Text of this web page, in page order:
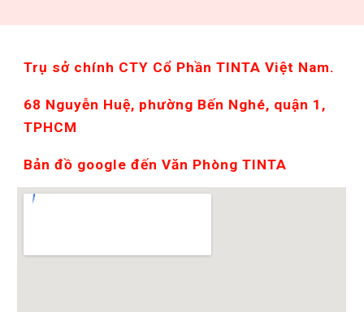
Trụ sở chính CTY Cổ Phần TINTA Việt Nam.
68 Nguyễn Huệ, phường Bến Nghé, quận 1,
TPHCM
Bản đồ google đến Văn Phòng TINTA